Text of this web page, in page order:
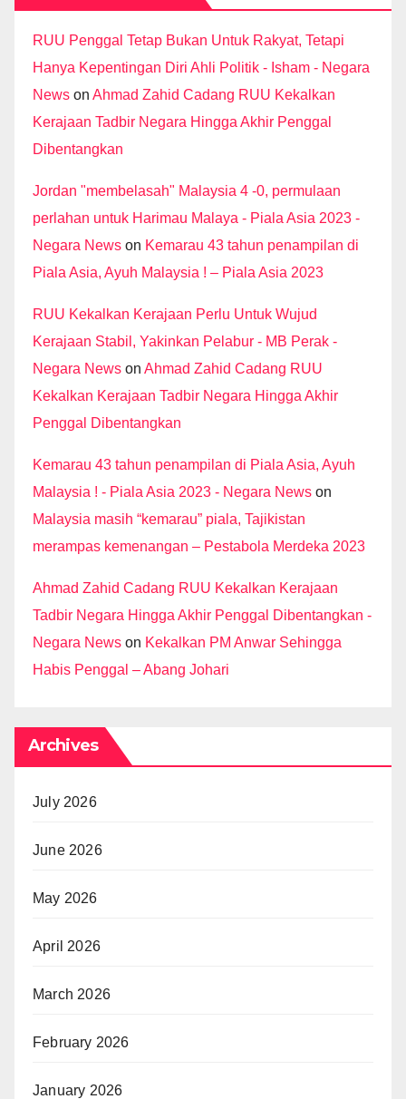
RUU Penggal Tetap Bukan Untuk Rakyat, Tetapi
Hanya Kepentingan Diri Ahli Politik - Isham - Negara
News on Ahmad Zahid Cadang RUU Kekalkan
Kerajaan Tadbir Negara Hingga Akhir Penggal
Dibentangkan
Jordan "membelasah" Malaysia 4 -0, permulaan
perlahan untuk Harimau Malaya - Piala Asia 2023 -
Negara News on Kemarau 43 tahun penampilan di
Piala Asia, Ayuh Malaysia ! – Piala Asia 2023
RUU Kekalkan Kerajaan Perlu Untuk Wujud
Kerajaan Stabil, Yakinkan Pelabur - MB Perak -
Negara News on Ahmad Zahid Cadang RUU
Kekalkan Kerajaan Tadbir Negara Hingga Akhir
Penggal Dibentangkan
Kemarau 43 tahun penampilan di Piala Asia, Ayuh
Malaysia ! - Piala Asia 2023 - Negara News on
Malaysia masih “kemarau” piala, Tajikistan
merampas kemenangan – Pestabola Merdeka 2023
Ahmad Zahid Cadang RUU Kekalkan Kerajaan
Tadbir Negara Hingga Akhir Penggal Dibentangkan -
Negara News on Kekalkan PM Anwar Sehingga
Habis Penggal – Abang Johari
Archives
July 2026
June 2026
May 2026
April 2026
March 2026
February 2026
January 2026